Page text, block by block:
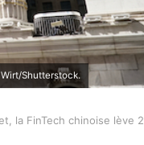
Shutterstock.
la FinTech chinoise lève 2